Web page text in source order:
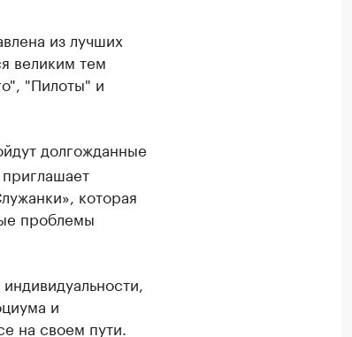
из лучших
великим тем
"Пилоты" и
долгожданные
которая
проблемы
и
на своем пути.